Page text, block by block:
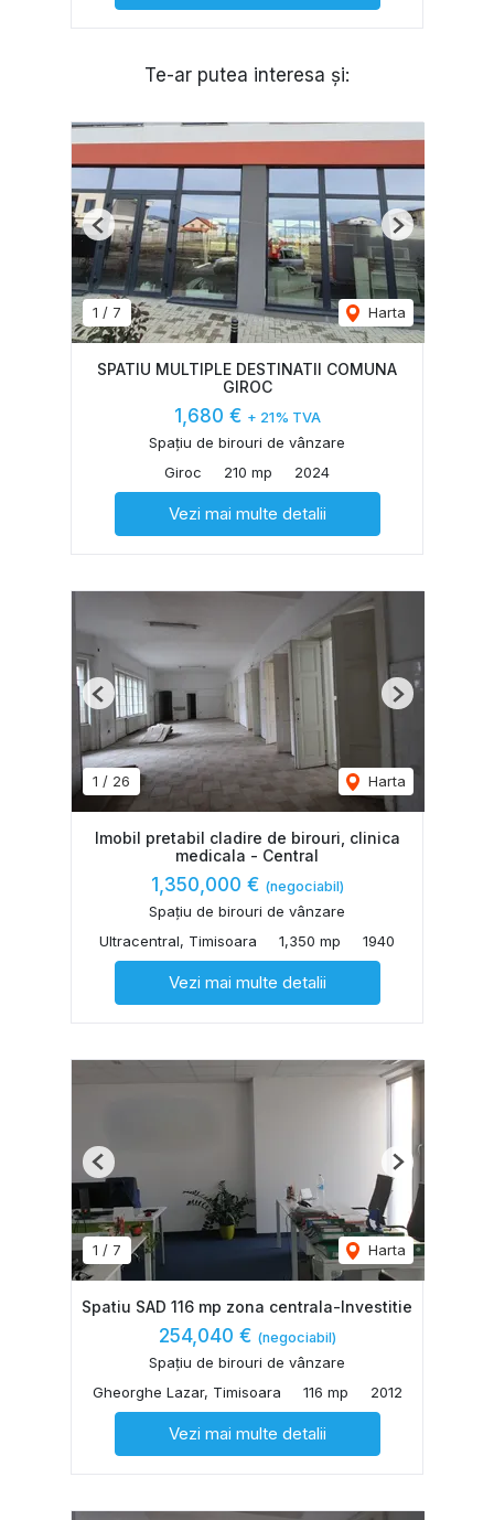
Te-ar putea interesa și:
1 / 7 Harta
Previous Next
SPATIU MULTIPLE DESTINATII COMUNA
GIROC
1,680 € + 21% TVA
Spațiu de birouri de vânzare
Giroc
210 mp 2024
Vezi mai multe detalii
1 / 26 Harta
Previous Next
Imobil pretabil cladire de birouri, clinica
medicala - Central
1,350,000 € (negociabil)
Spațiu de birouri de vânzare
Ultracentral, Timisoara
1,350 mp 1940
Vezi mai multe detalii
1 / 7 Harta
Previous Next
Spatiu SAD 116 mp zona centrala-Investitie
254,040 € (negociabil)
Spațiu de birouri de vânzare
Gheorghe Lazar, Timisoara
116 mp 2012
Vezi mai multe detalii